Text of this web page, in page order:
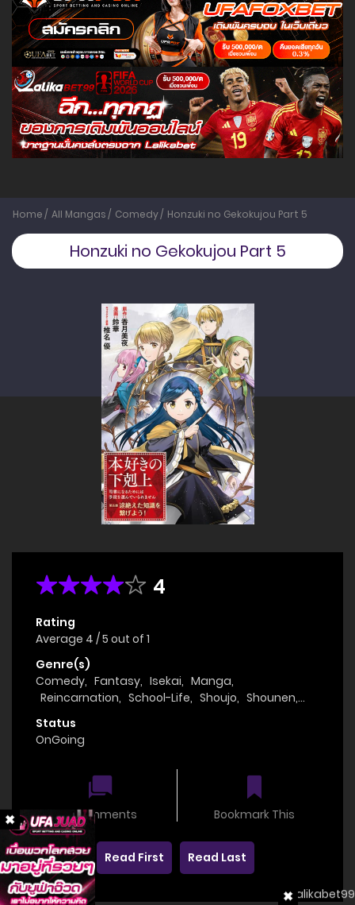
Home All Mangas Comedy Honzuki no Gekokujou Part 5
Honzuki no Gekokujou Part 5
4
Rating
Average 4 /5 out of 1
Genre(s)
Comedy, Fantasy, Isekai, Manga,
Reincarnation, School-Life, Shoujo, Shounen,
Status
OnGoing
0 comments Bookmark This
Read First Read Last